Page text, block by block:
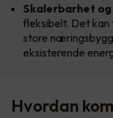
Skalerbarhet
fleksibelt. Det
store
eksisterende
Hvordan